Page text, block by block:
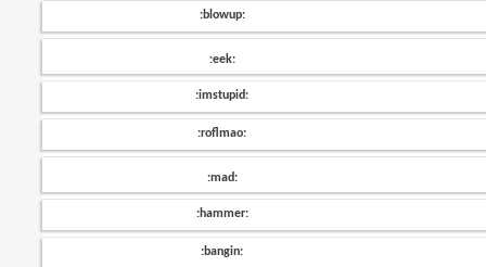
:blowup:
:eek:
:imstupid:
:roflmao:
:mad:
:hammer:
:bangin: